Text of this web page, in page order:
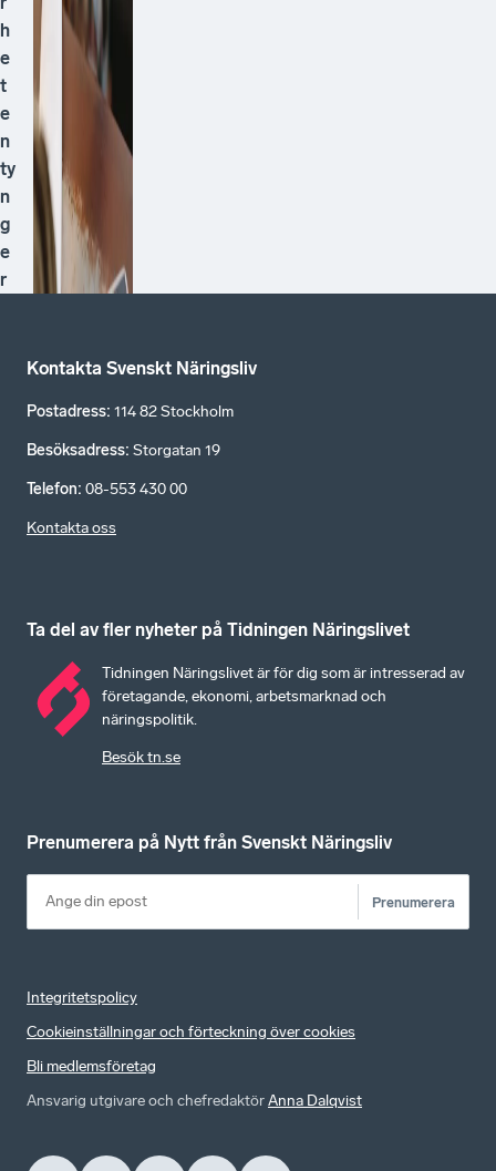
h
e
t
e
n
ty
n
g
e
r
Kontakta Svenskt Näringsliv
Postadress: 114 82 Stockholm
Besöksadress: Storgatan 19
Telefon: 08-553 430 00
Kontakta oss
Ta del av fler nyheter på Tidningen Näringslivet
Tidningen Näringslivet är för dig som är intresserad av
företagande, ekonomi, arbetsmarknad och
näringspolitik.
Besök tn.se
Prenumerera på Nytt från Svenskt Näringsliv
Prenumerera
Integritetspolicy
Cookieinställningar och förteckning över cookies
Bli medlemsföretag
Ansvarig utgivare och chefredaktörAnna Dalqvist